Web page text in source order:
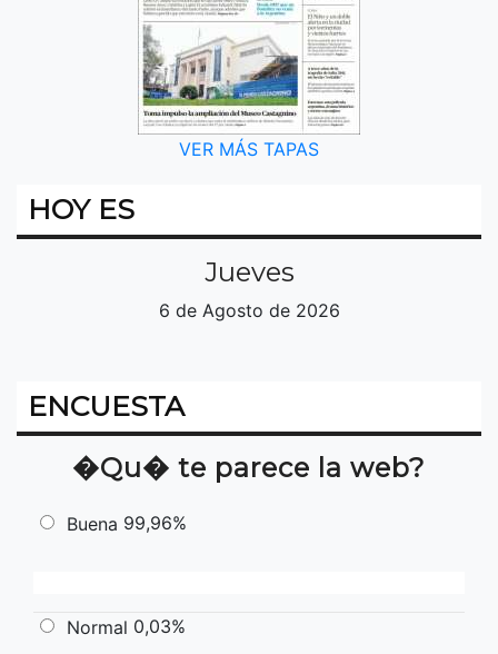
VER MÁS TAPAS
HOY ES
Jueves
6 de Agosto de 2026
ENCUESTA
�Qu� te parece la web?
Buena 99,96%
Normal 0,03%